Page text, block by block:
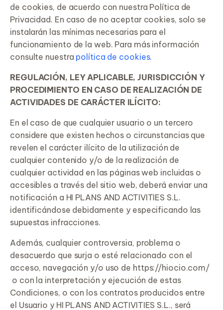
de cookies, de acuerdo con nuestra Política de
Privacidad. En caso de no aceptar cookies, solo se
instalarán las mínimas necesarias para el
funcionamiento de la web. Para más información
consulte nuestra política de cookies.
REGULACIÓN, LEY APLICABLE, JURISDICCIÓN Y
PROCEDIMIENTO EN CASO DE REALIZACIÓN DE
ACTIVIDADES DE CARÁCTER ILÍCITO:
En el caso de que cualquier usuario o un tercero
considere que existen hechos o circunstancias que
revelen el carácter ilícito de la utilización de
cualquier contenido y/o de la realización de
cualquier actividad en las páginas web incluidas o
accesibles a través del sitio web, deberá enviar una
notificación a HI PLANS AND ACTIVITIES S.L.
identificándose debidamente y especificando las
supuestas infracciones.
Además, cualquier controversia, problema o
desacuerdo que surja o esté relacionado con el
acceso, navegación y/o uso de https://hiocio.com/
o con la interpretación y ejecución de estas
Condiciones, o con los contratos producidos entre
el Usuario y HI PLANS AND ACTIVITIES S.L., será